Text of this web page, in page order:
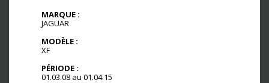
MARQUE :
JAGUAR
MODÈLE :
XF
PÉRIODE :
01.03.08 au 01.04.15